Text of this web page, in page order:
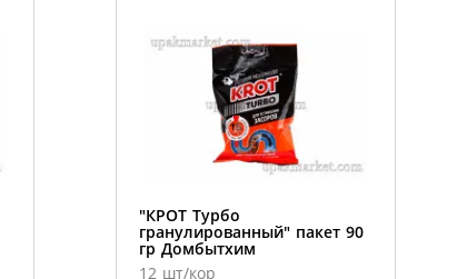
"КРОТ Турбо
гранулированный" пакет 90
гр Домбытхим
12 шт/кор